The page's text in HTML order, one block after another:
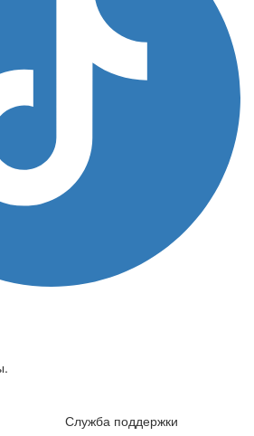
Служба поддержки